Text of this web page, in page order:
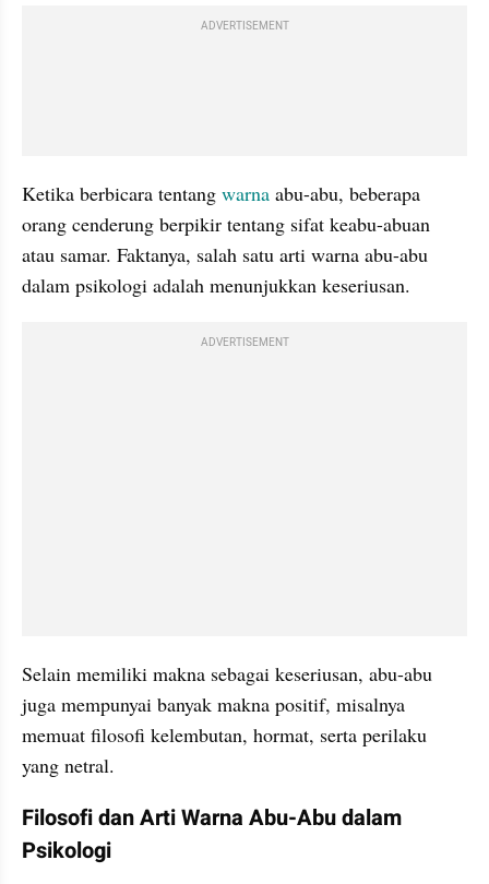
ADVERTISEMENT
Ketika berbicara tentang warna abu-abu, beberapa
orang cenderung berpikir tentang sifat keabu-abuan
atau samar. Faktanya, salah satu arti warna abu-abu
dalam psikologi adalah menunjukkan keseriusan.
ADVERTISEMENT
Selain memiliki makna sebagai keseriusan, abu-abu
juga mempunyai banyak makna positif, misalnya
memuat filosofi kelembutan, hormat, serta perilaku
yang netral.
Filosofi dan Arti Warna Abu-Abu dalam
Psikologi